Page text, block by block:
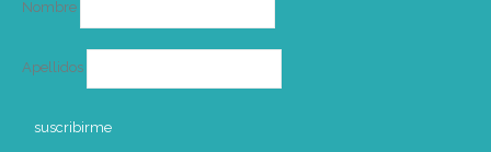
Nombre
Apellidos